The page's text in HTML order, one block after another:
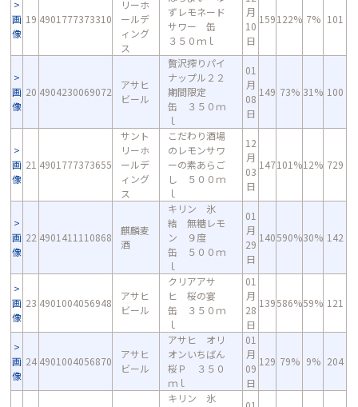
画
像
19 4901777373310
リーホ
ールデ
ィング
ス
ずレモネード
サワー 缶
３５０ｍｌ
月
10
日
159122% 7% 101
画
像
20 4904230069072
アサヒ
ビール
贅沢搾りパイ
ナップル２２
期間限定
缶 ３５０ｍ
ｌ
01
月
08
日
149 73% 31% 100
画
像
21 4901777373655
サント
リーホ
ールデ
ィング
ス
こだわり酒場
のレモンサワ
ーの素あらご
し ５００ｍ
ｌ
12
月
03
日
147101%12% 729
画
像
22 4901411110868
麒麟麦
酒
キリン 氷
結 無糖レモ
ン ９度
缶 ５００ｍ
ｌ
01
月
29
日
140590%30% 142
画
像
23 4901004056948
アサヒ
ビール
クリアアサ
ヒ 桜の宴
缶 ３５０ｍ
ｌ
01
月
28
日
139586%59% 121
画
像
24 4901004056870
アサヒ
ビール
アサヒ オリ
オンいちばん
桜Ｐ ３５０
ｍｌ
01
月
09
日
129 79% 9% 204
キリン 氷